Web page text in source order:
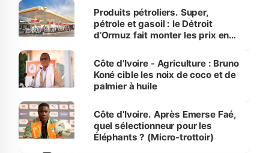
menacées
Produits pétroliers. Super,
pétrole et gasoil : le Détroit
d’Ormuz fait monter les prix en
Côte d’Ivoire - Agriculture : Bruno
Koné cible les noix de coco et de
palmier à huile
Côte d’Ivoire. Après Emerse Faé,
quel sélectionneur pour les
Éléphants ? (Micro-trottoir)